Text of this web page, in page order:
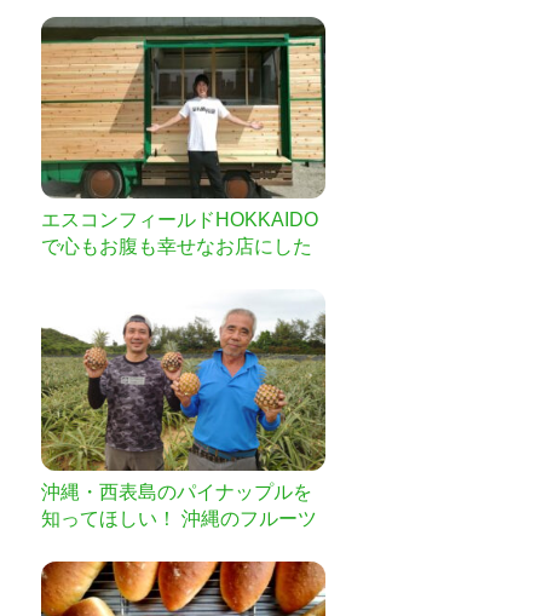
エスコンフィールドHOKKAIDO
で心もお腹も幸せなお店にした
沖縄・西表島のパイナップルを
知ってほしい！ 沖縄のフルーツ